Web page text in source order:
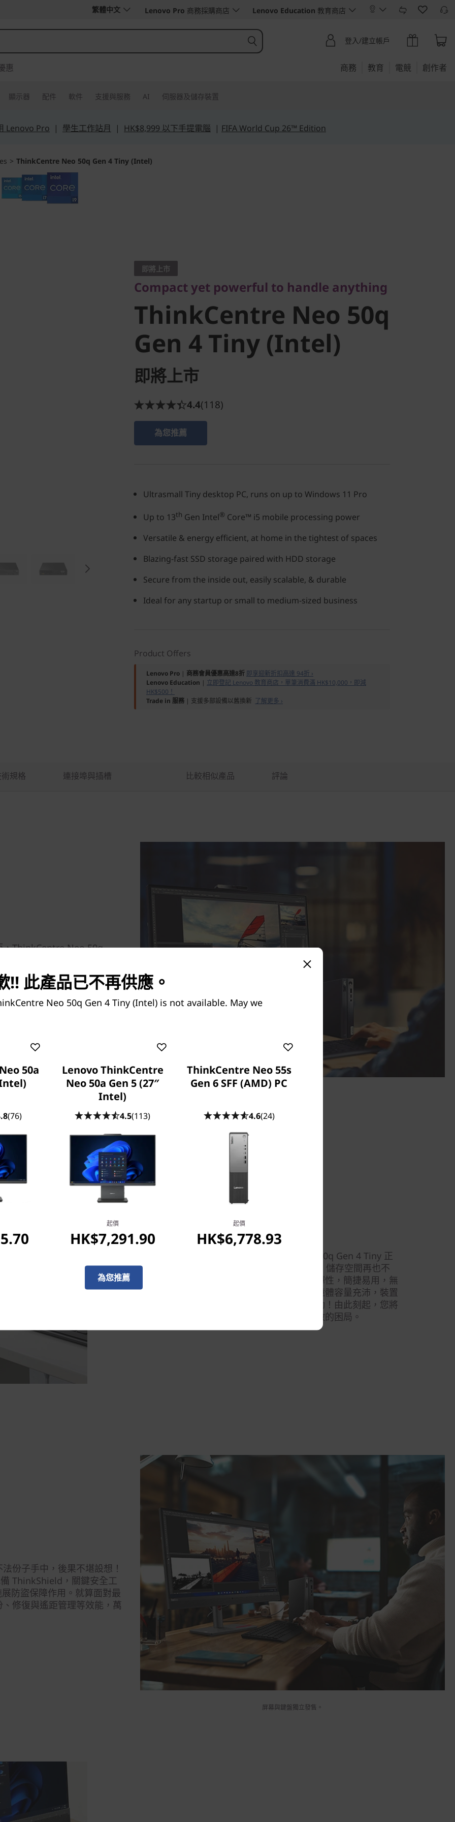
繁體中文 Lenovo Pro 商務採購商店 Lenovo Education 教育商店
登入/建立帳戶
惠 商務 教育 電競 創作者
顯示器 配件 軟件 支援與服務 AI 伺服器及儲存裝置
Lenovo Pro | 學生工作站月 | HK$8,999 以下手提電腦 | FIFA World Cup 26™ Edition
> ThinkCentre Neo 50q Gen 4 Tiny (Intel)
ThinkCentre Neo
50q Gen 4 Tiny
(Intel)
即將上市
Compact yet powerful to handle anything
ThinkCentre Neo 50q
Gen 4 Tiny (Intel)
即將上市
4.4(118)
為您推薦
Ultrasmall Tiny desktop PC, runs on up to Windows 11 Pro
Up to 13th Gen Intel® Core™ i5 mobile processing power
Versatile & energy efficient, at home in the tightest of spaces
Blazing-fast SSD storage paired with HDD storage
Secure from the inside out, easily scalable, & durable
Ideal for any startup or small to medium-sized business
Product Offers
Lenovo Pro | 商務會員優惠高達8折 即享迎新折扣高達 94折 ›
Lenovo Education | 立即登記 Lenovo 教育商店，單筆消費滿 HK$10,000，即減
HK$500！
Trade in 服務 | 支援多部設備以舊換新 了解更多 ›
規格 連接埠與插槽 比較相似產品 評論
ThinkCentre Neo 50q
二之選！再者，這款個人電
Core™ i5 H 系列流動處理效
USB-C 及 HDMI 等多個連接
記憶體充裕，儲存裝置運作迅捷
企業成功關鍵，在於極速與靈敏—ThinkCentre Neo 50q Gen 4 Tiny 正
正為您呈獻 SSD 配搭 HDD 儲存裝置，運作可比光速，儲存空間再也不
成問題。而且，這款超袖珍桌上型個人電腦設計別具彈性，簡捷易用，無
需任何工具，即可替換硬碟，滿足業務需求；加上記憶體容量充沛，裝置
開機迅捷流暢，每次必達，就連應用程式都能一瞬啟動！由此刻起，您將
告別指尖猛敲桌面、苦候關鍵業務軟件以「龜速」開啟的困局。
屏幕與鍵盤獨立發售。
份子手中，後果不堪設想！
ThinkShield，關鍵安全工
防盜保障作用。就算面對最
修復與遙距管理等效能，萬
!! 此產品已不再供應。
Neo 50q Gen 4 Tiny (Intel) is not available. May we
50a
(76)
Lenovo ThinkCentre
Neo 50a Gen 5 (27″
Intel)
4.5(113)
起價
HK$7,291.90
ThinkCentre Neo 55s
Gen 6 SFF (AMD) PC
4.6(24)
起價
HK$6,778.93
為您推薦